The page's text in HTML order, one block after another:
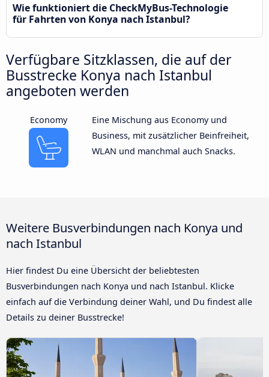
Wie funktioniert die CheckMyBus-Technologie
für Fahrten von Konya nach Istanbul?
Verfügbare Sitzklassen, die auf der
Busstrecke Konya nach Istanbul
angeboten werden
Economy
Eine Mischung aus Economy und
Business, mit zusätzlicher Beinfreiheit,
WLAN und manchmal auch Snacks.
Weitere Busverbindungen nach Konya und
nach Istanbul
Hier findest Du eine Übersicht der beliebtesten
Busverbindungen nach Konya und nach Istanbul. Klicke
einfach auf die Verbindung deiner Wahl, und Du findest alle
Details zu deiner Busstrecke!